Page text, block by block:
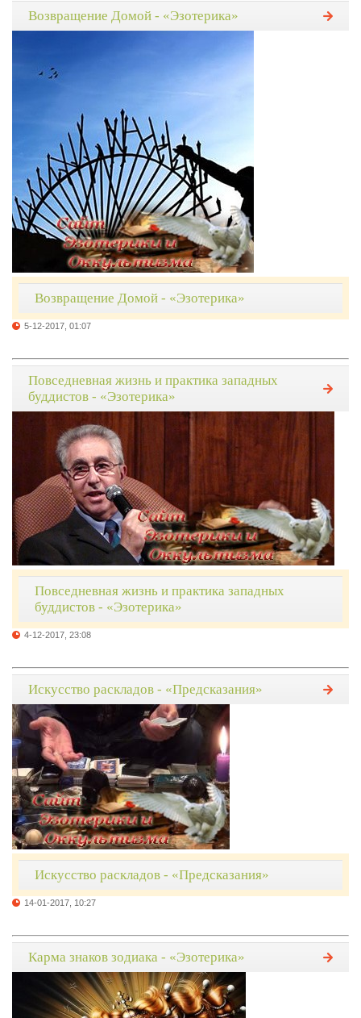
Возвращение Домой - «Эзотерика»
Возвращение Домой - «Эзотерика»
5-12-2017, 01:07
Повседневная жизнь и практика западных
буддистов - «Эзотерика»
Повседневная жизнь и практика западных
буддистов - «Эзотерика»
4-12-2017, 23:08
Искусство раскладов - «Предсказания»
Искусство раскладов - «Предсказания»
14-01-2017, 10:27
Карма знаков зодиака - «Эзотерика»